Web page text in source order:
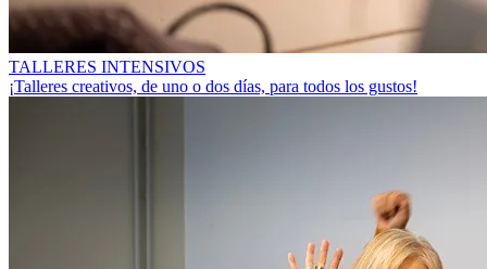
TALLERES INTENSIVOS
¡Talleres creativos, de uno o dos días, para todos los gustos!